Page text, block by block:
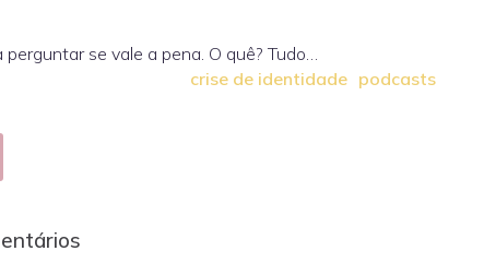
se vale a pena. O quê? Tudo…
crise de identidade podcasts